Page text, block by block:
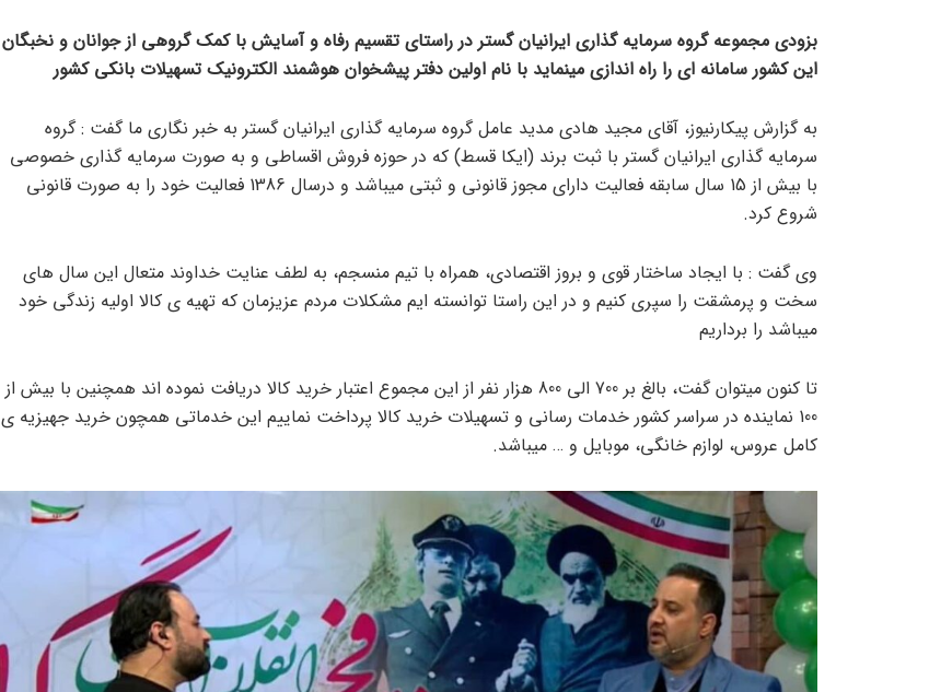
بزودی مجموعه گروه سرمایه گذاری ایرانیان گستر در راستای تقسیم رفاه و آسایش با کمک گروهی از جوانان و نخبگان
این کشور سامانه ای را راه اندازی مینماید با نام اولین دفتر پیشخوان هوشمند الکترونیک تسهیلات بانکی کشور
به گزارش پیکارنیوز، آقای مجید هادی مدید عامل گروه سرمایه گذاری ایرانیان گستر به خبر نگاری ما گفت : گروه
سرمایه گذاری ایرانیان گستر با ثبت برند (ایکا قسط) که در حوزه فروش اقساطی و به صورت سرمایه گذاری خصوصی
با بیش از 15 سال سابقه فعالیت دارای مجوز قانونی و ثبتی میباشد و درسال 1386 فعالیت خود را به صورت قانونی
شروع کرد.
وی گفت : با ایجاد ساختار قوی و بروز اقتصادی، همراه با تیم منسجم، به لطف عنایت خداوند متعال این سال های
سخت و پرمشقت را سپری کنیم و در این راستا توانسته ایم مشکلات مردم عزیزمان که تهیه ی کالا اولیه زندگی خود
میباشد را برداریم
تا کنون میتوان گفت، بالغ بر 700 الى 800 هزار نفر از این مجموع اعتبار خرید کالا دریافت نموده اند همچنین با بیش از
100 نماینده در سراسر کشور خدمات رسانی و تسهیلات خرید کالا پرداخت نماییم این خدماتی همچون خرید جهیزیه ی
کامل عروس، لوازم خانگی، موبایل و … میباشد.